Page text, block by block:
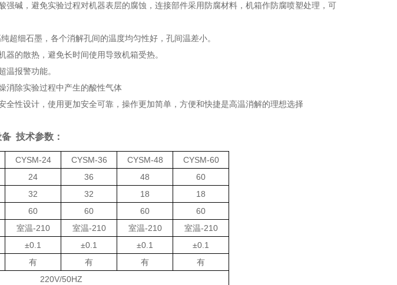
强碱，避免实验过程对机器表层的腐蚀 ，连接部件采用防腐材料，机箱作防腐喷塑处理，可
超细石墨，各个消解孔间的温度均匀性好，孔间温差小。
器的散热，避免长时间使用导致机箱受热。
温报警功能。
消除实验过程中产生的酸性气体
全性设计，使用更加安全可靠，操作更加简单，方便和快捷是高温消解的理想选择
备 技术参数：
CYSM-24 CYSM-36 CYSM-48
CYSM-60
24 36 48
60
32 32 18
18
60 60 60
60
室温-210 室温-210 室温-210 室温-210
±0.1 ±0.1 ±0.1
±0.1
有 有 有
有
220V/50HZ